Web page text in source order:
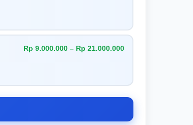
Rp 9.000.000 – Rp 21.000.000